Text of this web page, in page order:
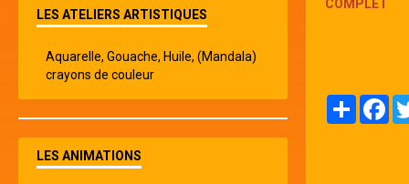
COMPLET
Partager
LES ATELIERS ARTISTIQUES
Aquarelle, Gouache, Huile, (Mandala)
crayons de couleur
LES ANIMATIONS